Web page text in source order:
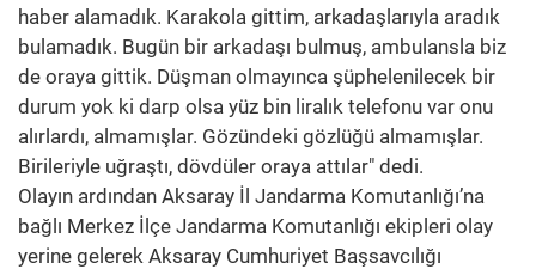
haber alamadık. Karakola gittim, arkadaşlarıyla aradık
bulamadık. Bugün bir arkadaşı bulmuş, ambulansla biz
de oraya gittik. Düşman olmayınca şüphelenilecek bir
durum yok ki darp olsa yüz bin liralık telefonu var onu
alırlardı, almamışlar. Gözündeki gözlüğü almamışlar.
Birileriyle uğraştı, dövdüler oraya attılar" dedi.
Olayın ardından Aksaray İl Jandarma Komutanlığı’na
bağlı Merkez İlçe Jandarma Komutanlığı ekipleri olay
yerine gelerek Aksaray Cumhuriyet Başsavcılığı